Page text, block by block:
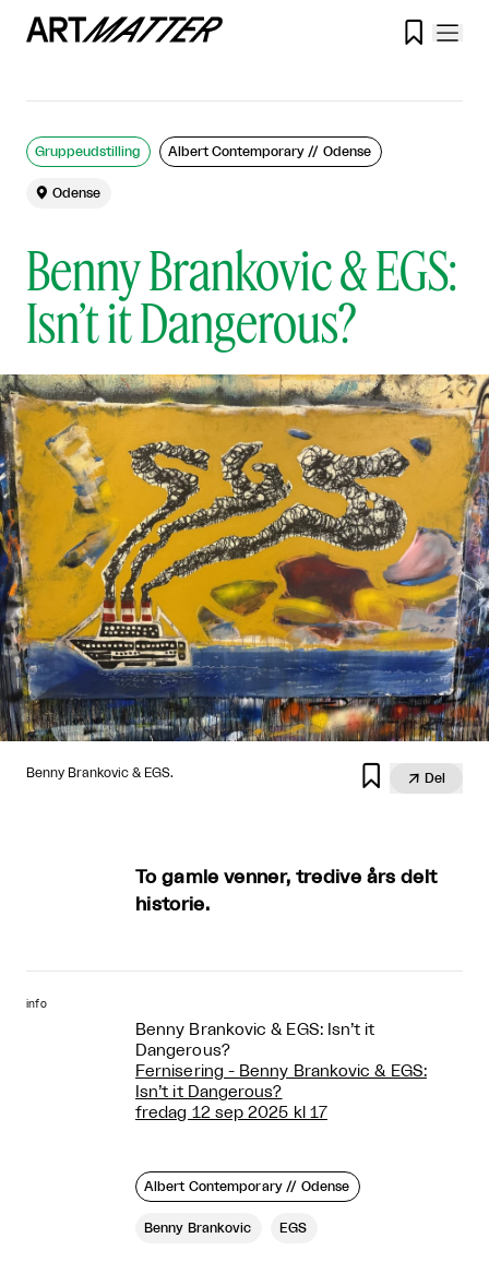

Benny Brankovic & EGS:
Isn’t it Dangerous?
Gruppeudstilling Albert Contemporary // Odense
 Odense
Benny Brankovic & EGS.   Del
To gamle venner, tredive års delt
historie.
info
Benny Brankovic & EGS: Isn’t it
Dangerous?
Fernisering - Benny Brankovic & EGS:
Isn’t it Dangerous?
fredag 12 sep 2025 kl 17
Albert Contemporary // Odense
Benny Brankovic EGS